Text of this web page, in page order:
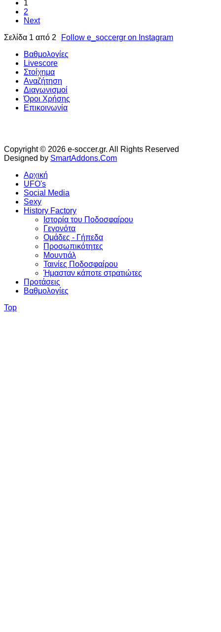
1
2
Next
Σελίδα 1 από 2
Follow e_soccergr on Instagram
Βαθμολογίες
Livescore
Στοίχημα
Αναζήτηση
Διαγωνισμοί
Όροι Χρήσης
Επικοινωνία
Copyright © 2026 e-soccer.gr. All Rights Reserved
Designed by SmartAddons.Com
Αρχική
UFO's
Social Media
Sexy
History Factory
Ιστορία του Ποδοσφαίρου
Γεγονότα
Ομάδες - Γήπεδα
Προσωπικότητες
Μουντιάλ
Ταινίες Ποδοσφαίρου
Ήμασταν κάποτε στρατιώτες
Προτάσεις
Βαθμολογίες
Top